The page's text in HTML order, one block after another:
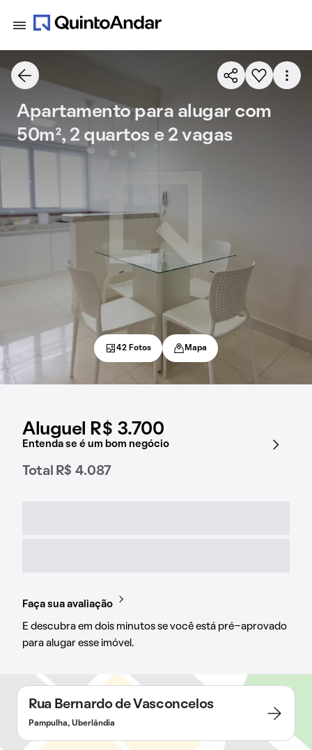
Aluguel R$ 3.700
Entenda se é um bom negócio
Total R$ 4.087
Faça sua avaliação
E descubra em dois minutos se você está pré-aprovado
para alugar esse imóvel.
Apartamento para alugar com
50m², 2 quartos e 2 vagas
42 Fotos Mapa
Rua Bernardo de Vasconcelos
Pampulha, Uberlândia